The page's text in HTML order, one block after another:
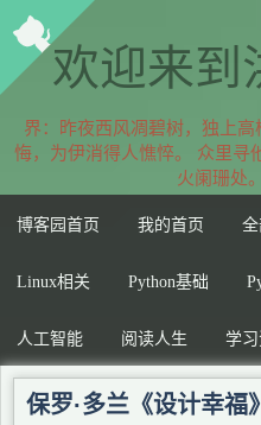
欢迎来到
：昨夜西风凋碧树，独上高楼
为伊消得人憔悴。 众里寻他千
珊处。
博客园首页 我的首页
Linux相关 Python基础
人工智能 阅读人生 学
保罗·多兰《设计幸福